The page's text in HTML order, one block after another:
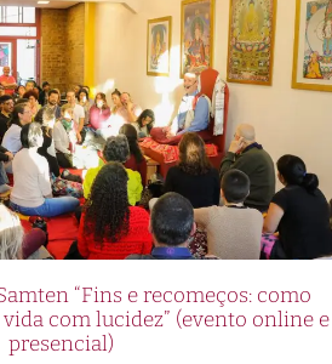
“Fins e recomeços: como
com lucidez” (evento online e
presencial)